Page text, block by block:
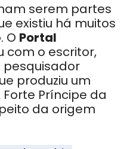
serem partes
existiu há muitos
O Portal
com o escritor,
pesquisador
produziu um
Príncipe da
da origem